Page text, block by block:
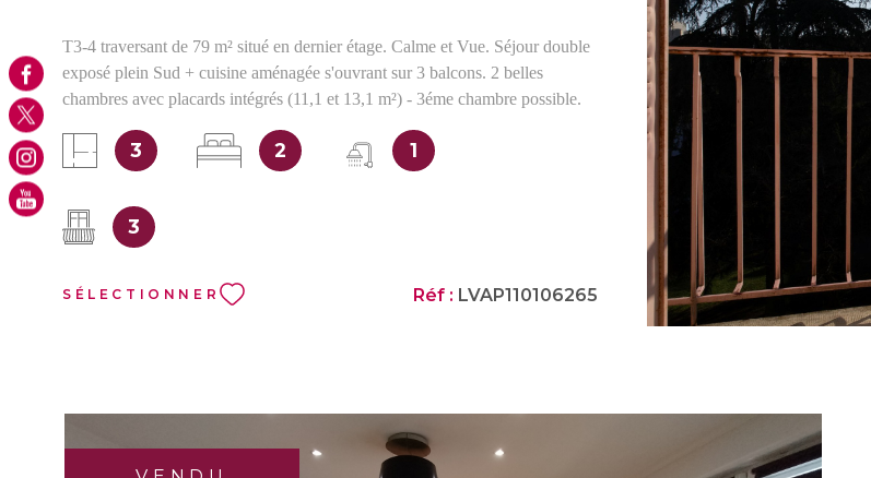
T3-4 traversant de 79 m² situé en dernier étage. Calme et Vue. Séjour double
exposé plein Sud + cuisine aménagée s'ouvrant sur 3 balcons. 2 belles
chambres avec placards intégrés (11,1 et 13,1 m²) - 3éme chambre possible.
GRENIER. Charges de copropriété incluant le chauffage urbain : 169
euros/mois. L'avis de l'agent immobilier : Au 4éme et dernier étage (sans
ascenseur), cet appartement bénéficie d'une redistribution offrant un espace
jour contemporain, traversant et lumineux d'une surface de 43 m². Les
Seule la salle de bains attend une remise aux goûts du jour. A 2 pas de la
POSTE et de la GARE multimodale de CHAMBERY, vous bénéficierez de
ce bien est exposé sont disponibles sur le site Géorisques
3 2 1
3
SÉLECTIONNER Réf : LVAP110106265